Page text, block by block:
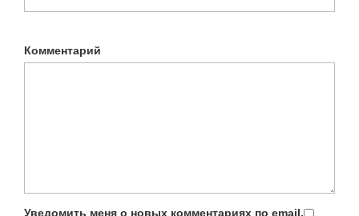
Комментарий
Уведомить меня о новых комментариях по email.